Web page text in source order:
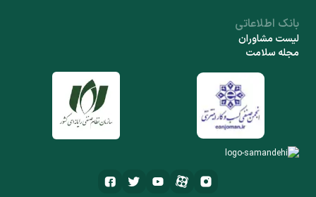
بانک اطلاعاتی
لیست مشاوران
مجله سلامت